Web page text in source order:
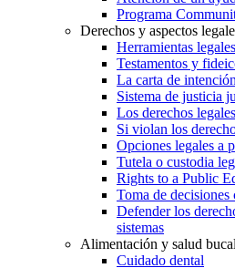
Programa
Derechos y aspectos
Herramientas legales
Testamentos y
La carta de intención
Sistema de justicia
Los derechos legales
Si violan los
Opciones legales a
Tutela o custodia
Rights to a Public
Toma de
Defender los
sistemas
Alimentación y salud bucal
Cuidado dental